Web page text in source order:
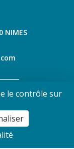
le contrôle sur
NIMES
—Gestion
e